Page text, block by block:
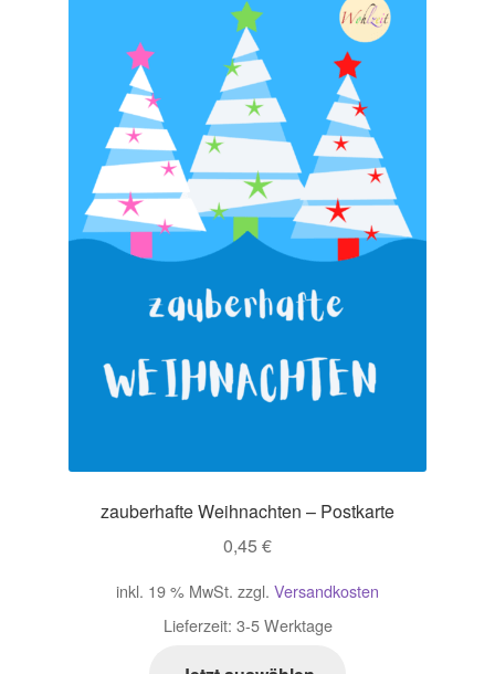
zauberhafte Weihnachten – Postkarte
0,45 €
inkl. 19 % MwSt. zzgl. Versandkosten
Lieferzeit: 3-5 Werktage